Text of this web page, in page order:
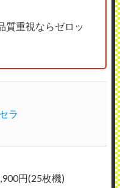
重視ならゼロッ
ラ
円(25枚機)